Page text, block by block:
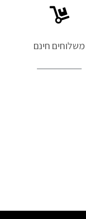
משלוחים חינם